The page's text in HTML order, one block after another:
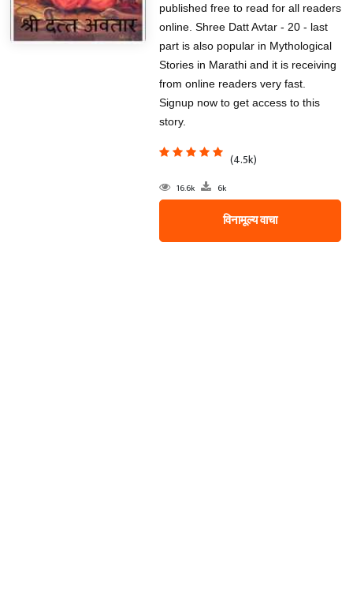
published free to read for all readers
online. Shree Datt Avtar - 20 - last
part is also popular in Mythological
Stories in Marathi and it is receiving
from online readers very fast.
Signup now to get access to this
story.
(4.5k)
16.6k 6k
विनामूल्य वाचा